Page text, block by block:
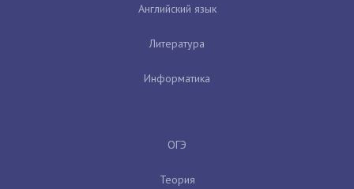
Английский язык
Литература
Информатика
ОГЭ
Теория